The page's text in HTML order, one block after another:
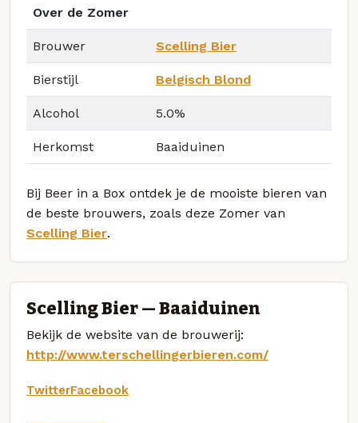
Over de Zomer
Brouwer Scelling Bier
Bierstijl Belgisch Blond
Alcohol 5.0%
Herkomst Baaiduinen
Bij Beer in a Box ontdek je de mooiste bieren van
de beste brouwers, zoals deze Zomer van
Scelling Bier.
Scelling Bier — Baaiduinen
Bekijk de website van de brouwerij:
http://www.terschellingerbieren.com/
TwitterFacebook